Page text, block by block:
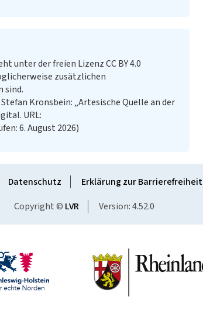
unter der freien Lizenz CC BY 4.0
zusätzlichen
sind.
Kronsbein: „Artesische Quelle an der
URL:
6. August 2026)
Datenschutz Erklärung zur Barrierefreiheit
Copyright © LVR Version: 4.52.0